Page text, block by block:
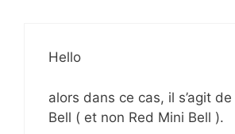
Hello
alors dans ce cas, il s’agit
Bell ( et non Red Mini Bell ).